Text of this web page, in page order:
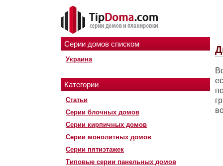
Серии домов списком
Украина
Категории
Статьи
Серии блочных домов
Серии кирпичных домов
Серии монолитных домов
Серии пятиэтажек
Типовые серии панельных домов